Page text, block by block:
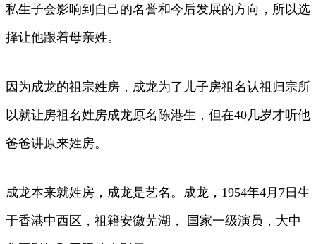
私生子会影响到自己的名誉和今后发展的方向，所以选
择让他跟着母亲姓。
因为成龙的祖宗姓房，成龙为了儿子房祖名认祖归宗所
以就让房祖名姓房成龙原名陈港生，但在40几岁才听他
爸爸讲原来姓房。
成龙本来就姓房，成龙是艺名。成龙，1954年4月7日生
于香港中西区，祖籍安徽芜湖， 国家一级演员，大中